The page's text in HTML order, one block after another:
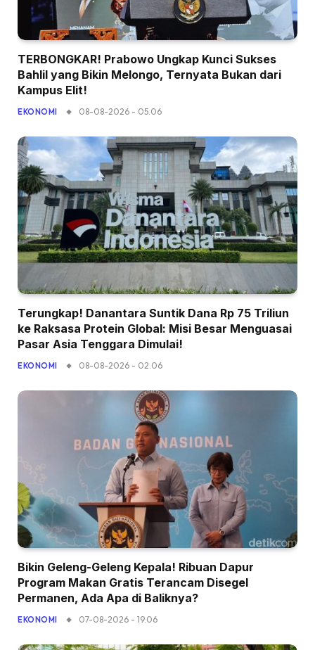
TERBONGKAR! Prabowo Ungkap Kunci Sukses
Bahlil yang Bikin Melongo, Ternyata Bukan dari
Kampus Elit!
EKONOMI 08-08-2026 - 05.06
Terungkap! Danantara Suntik Dana Rp 75 Triliun
ke Raksasa Protein Global: Misi Besar Menguasai
Pasar Asia Tenggara Dimulai!
EKONOMI 08-08-2026 - 02.06
Bikin Geleng-Geleng Kepala! Ribuan Dapur
Program Makan Gratis Terancam Disegel
Permanen, Ada Apa di Baliknya?
EKONOMI 07-08-2026 - 19.06